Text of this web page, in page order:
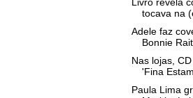
Livro revela
tocava na
Adele faz
Bonnie
Nas lojas,
'Fina
Paula Lima